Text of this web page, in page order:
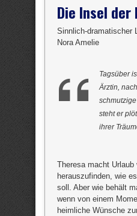
Die Insel
Sinnlich-dramatischer
Nora Amelie
Tagsüber
Ärztin,
steht er
ihrer
Theresa macht Urlaub
herauszufinden, wie
soll. Aber wie behält
wenn von einem
heimliche Wünsche